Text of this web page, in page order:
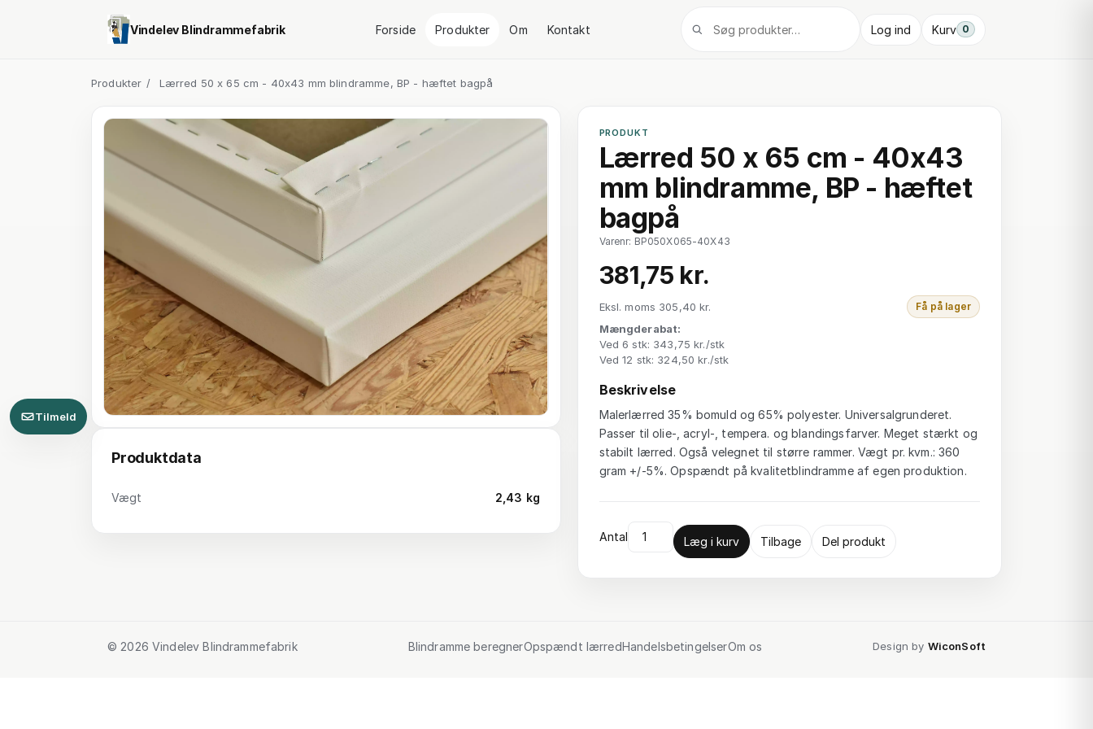
Vindelev Blindrammefabrik Forside Produkter Om Kontakt Log ind Kurv 0
Produkter / Lærred 50 x 65 cm - 40x43 mm blindramme, BP - hæftet bagpå
Produktdata
Vægt 2,43 kg
PRODUKT
Lærred 50 x 65 cm - 40x43
mm blindramme, BP - hæftet
bagpå
Varenr: BP050X065-40X43
381,75 kr.
Eksl. moms 305,40 kr. Få på lager
Mængderabat:
Ved 6 stk: 343,75 kr./stk
Ved 12 stk: 324,50 kr./stk
Beskrivelse
Malerlærred 35% bomuld og 65% polyester. Universalgrunderet.
Passer til olie-, acryl-, tempera. og blandingsfarver. Meget stærkt og
stabilt lærred. Også velegnet til større rammer. Vægt pr. kvm.: 360
gram +/-5%. Opspændt på kvalitetblindramme af egen produktion.
Antal Læg i kurv Tilbage Del produkt
Tilmeld
© 2026 Vindelev Blindrammefabrik Blindramme beregnerOpspændt lærredHandelsbetingelserOm os Design by WiconSoft